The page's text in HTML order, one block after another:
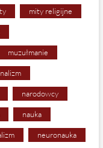
mity religijne
muzułmanie
narodowcy
nauka
neuronauka